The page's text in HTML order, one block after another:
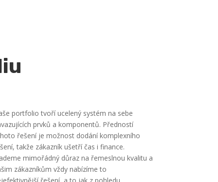
portfolio tvoří ucelený systém na sebe
prvků a komponentů. Předností
řešení je možnost dodání komplexního
takže zákazník ušetří čas i finance.
mimořádný důraz na řemeslnou kvalitu a
zákazníkům vždy nabízíme to